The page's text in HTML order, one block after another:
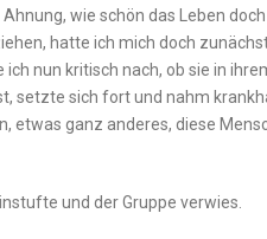
Ahnung, wie schön das Leben
hatte ich mich doch
nun kritisch nach, ob sie in
setzte sich fort und nahm
etwas ganz anderes, diese
und der Gruppe verwies.